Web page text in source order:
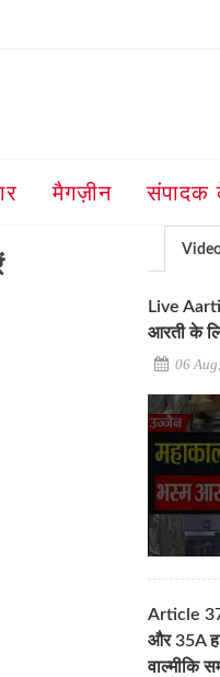
मैगज़ीन संपादक
Live
आरती के
06
Article
और 35A
वाल्मीकि